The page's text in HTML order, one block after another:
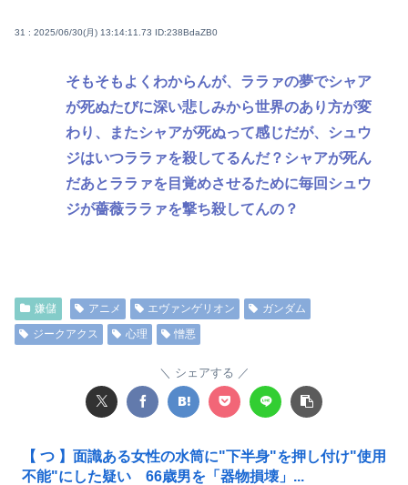
31 : 2025/06/30(月) 13:14:11.73 ID:238BdaZB0
そもそもよくわからんが、ララァの夢でシャア
が死ぬたびに深い悲しみから世界のあり方が変
わり、またシャアが死ぬって感じだが、シュウ
ジはいつララァを殺してるんだ？シャアが死ん
だあとララァを目覚めさせるために毎回シュウ
ジが薔薇ララァを撃ち殺してんの？
嫌儲 アニメ エヴァンゲリオン
ガンダム
ジークアクス
心理 憎悪
シェアする
【 つ 】面識ある女性の水筒に"下半身"を押し付け"使用
不能"にした疑い 66歳男を「器物損壊」...